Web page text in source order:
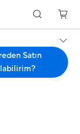
Satın